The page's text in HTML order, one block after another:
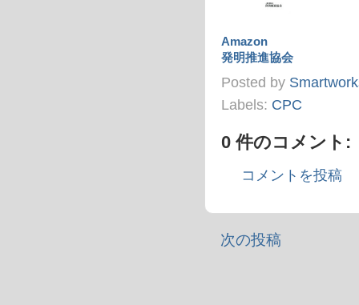
Amazon
発明推進協会
Posted by
Labels: CPC
0 件のコメント:
コメントを投稿
次の投稿